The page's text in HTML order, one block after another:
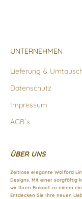
UNTERNEHMEN
Lieferung &
Datenschutz
Impressum
AGB´s
ÜBER UNS
Zeitlose elegante Wolford
Designs. Mit einer sorgfältig
wir Ihren Einkauf zu einem
Entdecken Sie Ihre neuen